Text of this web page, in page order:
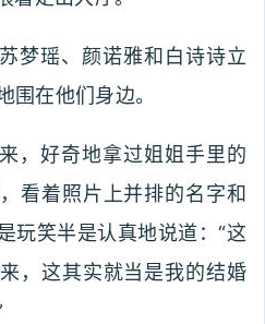
梦瑶、颜诺雅和白诗诗立
围在他们身边。
，好奇地拿过姐姐手里的
看着照片上并排的名字和
玩笑半是认真地说道：“这
，这其实就当是我的结婚